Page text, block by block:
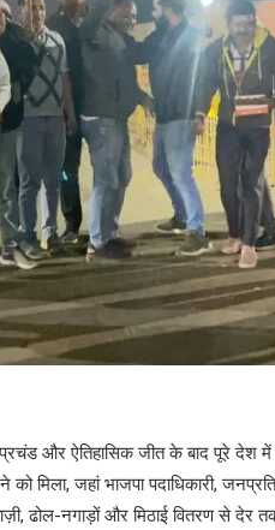
प्रचंड और ऐतिहासिक जीत के बाद पूरे
मिला, जहां भाजपा पदाधिकारी,
ढोल-नगाड़ों और मिठाई वितरण से देर